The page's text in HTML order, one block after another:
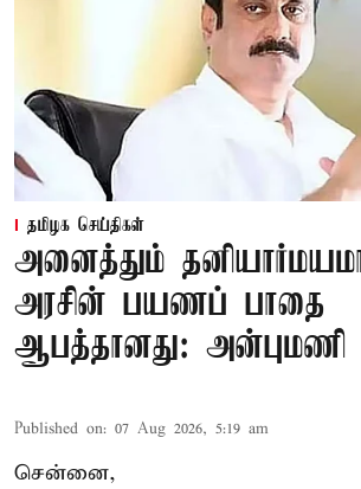
தமிழக செய்திகள்
அனைத்தும்
அரசின் பயணப் பாதை
ஆபத்தானது: அன்புமணி
Published on: 07 Aug 2026, 5:19 am
சென்னை,